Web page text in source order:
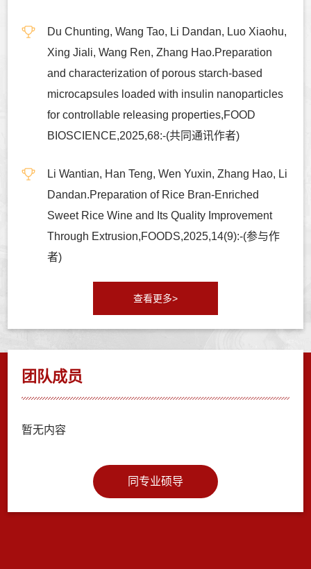
Du Chunting, Wang Tao, Li Dandan, Luo Xiaohu,
Xing Jiali, Wang Ren, Zhang Hao.Preparation
and characterization of porous starch-based
microcapsules loaded with insulin nanoparticles
for controllable releasing properties,FOOD
BIOSCIENCE,2025,68:-(共同通讯作者)
Li Wantian, Han Teng, Wen Yuxin, Zhang Hao, Li
Dandan.Preparation of Rice Bran-Enriched
Sweet Rice Wine and Its Quality Improvement
Through Extrusion,FOODS,2025,14(9):-(参与作
者)
查看更多>
团队成员
暂无内容
同专业硕导